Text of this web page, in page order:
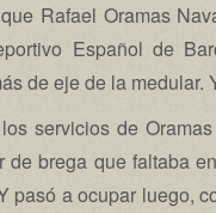
Rafael Oramas
Español de
de eje de la
servicios de
de brega que faltaba
pasó a ocupar luego,